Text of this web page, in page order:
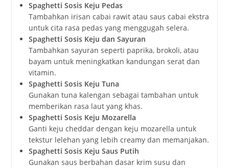
Spaghetti Sosis Keju Pedas
Tambahkan irisan cabai rawit atau saus cabai ekstra
untuk cita rasa pedas yang menggugah selera.
Spaghetti Sosis Keju dan Sayuran
Tambahkan sayuran seperti paprika, brokoli, atau
bayam untuk meningkatkan kandungan serat dan
vitamin.
Spaghetti Sosis Keju Tuna
Gunakan tuna kalengan sebagai tambahan untuk
memberikan rasa laut yang khas.
Spaghetti Sosis Keju Mozarella
Ganti keju cheddar dengan keju mozarella untuk
tekstur lelehan yang lebih creamy dan memanjakan.
Spaghetti Sosis Keju Saus Putih
Gunakan saus berbahan dasar krim susu dan